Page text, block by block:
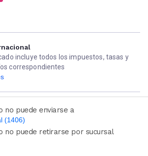
incluye todos los impuestos, tasas y
correspondientes
no puede enviarse a
(1406)
(sólo números)
no puede retirarse por sucursal